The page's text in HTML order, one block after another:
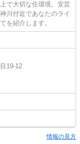
で大切な住環境。安芸
川付近であなたのライ
を紹介します。
19-12
情報の見方